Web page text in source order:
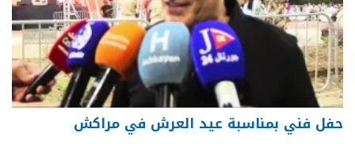
حفل فني بمناسبة عيد العرش في مراكش